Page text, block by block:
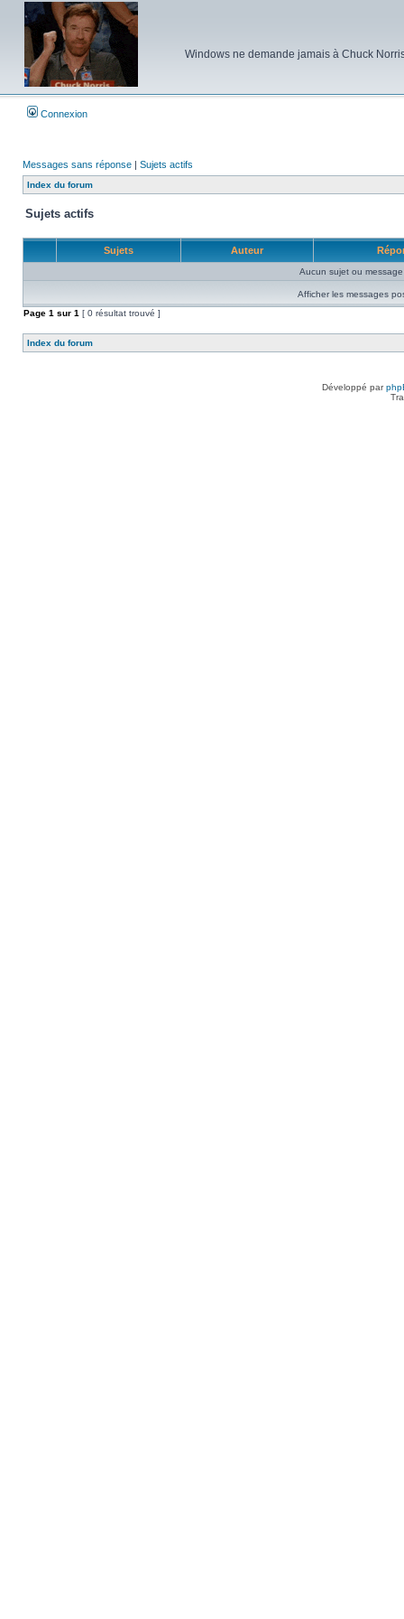
Windows ne demande jamais à Chuck
Connexion
Messages sans réponse | Sujets actifs
Index du forum
Sujets actifs
Sujets Auteur
Aucun sujet ou
Afficher les messages
Page 1 sur 1 [ 0 résultat trouvé ]
Index du forum
Développé par